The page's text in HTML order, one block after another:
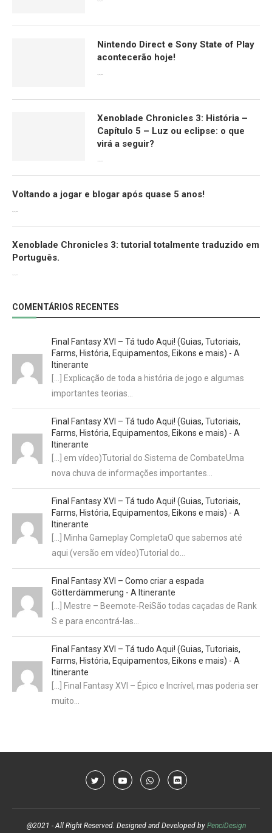
Nintendo Direct e Sony State of Play
acontecerão hoje!
Xenoblade Chronicles 3: História –
Capítulo 5 – Luz ou eclipse: o que
virá a seguir?
Voltando a jogar e blogar após quase 5 anos!
Xenoblade Chronicles 3: tutorial totalmente traduzido em
Português.
COMENTÁRIOS RECENTES
Final Fantasy XVI – Tá tudo Aqui! (Guias, Tutoriais,
Farms, História, Equipamentos, Eikons e mais) - A
Itinerante
[…] Explicação de toda a história de jogo e algumas
importantes teorias…
Final Fantasy XVI – Tá tudo Aqui! (Guias, Tutoriais,
Farms, História, Equipamentos, Eikons e mais) - A
Itinerante
[…] em vídeo)Tutorial do Sistema de CombateUma
nova chuva de informações importantes…
Final Fantasy XVI – Tá tudo Aqui! (Guias, Tutoriais,
Farms, História, Equipamentos, Eikons e mais) - A
Itinerante
[…] Minha Gameplay CompletaO que sabemos até
aqui (versão em vídeo)Tutorial do…
Final Fantasy XVI – Como criar a espada
Götterdämmerung - A Itinerante
[…] Mestre – Beemote-ReiSão todas caçadas de Rank
S e para encontrá-las…
Final Fantasy XVI – Tá tudo Aqui! (Guias, Tutoriais,
Farms, História, Equipamentos, Eikons e mais) - A
Itinerante
[…] Final Fantasy XVI – Épico e Incrível, mas poderia ser
muito…
@2021 - All Right Reserved. Designed and Developed by PenciDesign